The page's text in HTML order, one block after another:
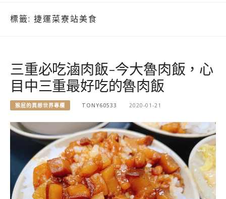
標籤: 捷運菜寮站美食
三重必吃滷肉飯-今大魯肉飯，心
目中三重最好吃的魯肉飯
猴屁的異想世界專欄 TONY60533 2020-01-21